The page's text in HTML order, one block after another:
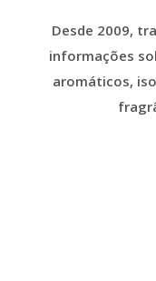
Desde 2009,
informações
aromáticos,